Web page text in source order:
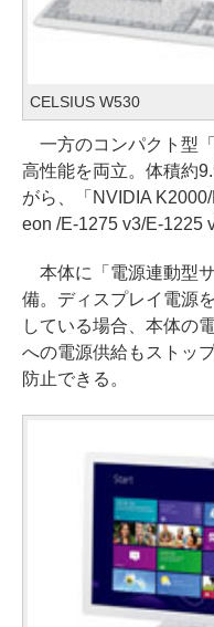
CELSIUS W530
一方のコンパクト型
高性能を両立。体積約
がら、「NVIDIA
eon /E-1275 v3/E-1225
本体に「電源連動型
備。ディスプレイ電源
している場合、本体の
への電源供給もストッ
防止できる。